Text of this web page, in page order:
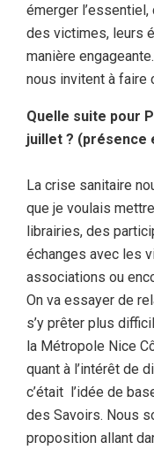
émerger
des victimes, leurs
manière
nous invitent à faire
Quelle suite pour
juillet ? (présence
La crise sanitaire
que je voulais
librairies, des
échanges avec les
associations ou
On va essayer de
s’y prêter plus
la Métropole Nice
quant à l’intérêt de
c’était l’idée de
des Savoirs. Nous
proposition allant